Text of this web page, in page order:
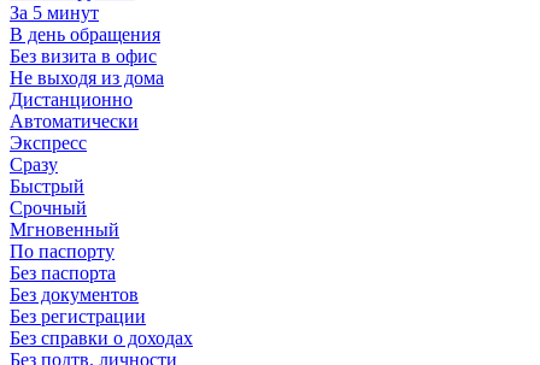
За 5 минут
В день обращения
Без визита в офис
Не выходя из дома
Дистанционно
Автоматически
Экспресс
Сразу
Быстрый
Срочный
Мгновенный
По паспорту
Без паспорта
Без документов
Без регистрации
Без справки о доходах
Без подтв. личности